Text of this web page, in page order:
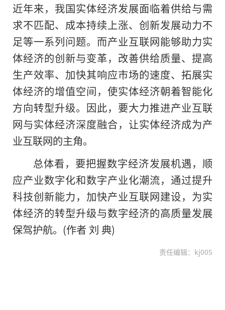
近年来，我国实体经济发展面临着供给与需
求不匹配、成本持续上涨、创新发展动力不
足等一系列问题。而产业互联网能够助力实
体经济的创新与变革，改善供给质量、提高
生产效率、加快其响应市场的速度、拓展实
体经济的增值空间，使实体经济朝着智能化
方向转型升级。因此，要大力推进产业互联
网与实体经济深度融合，让实体经济成为产
业互联网的主角。
总体看，要把握数字经济发展机遇，顺
应产业数字化和数字产业化潮流，通过提升
科技创新能力，加快产业互联网建设，为实
体经济的转型升级与数字经济的高质量发展
保驾护航。(作者 刘 典)
责任编辑：kj005